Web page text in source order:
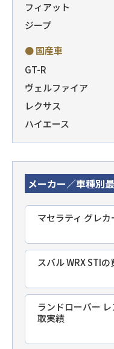
フィアット
ジープ
● 国産車
GT-R
ヴェルファイア
レクサス
ハイエース
メーカー／車種別
マセラティ グレ
スバル WRX STI
ランドローバー
取実績